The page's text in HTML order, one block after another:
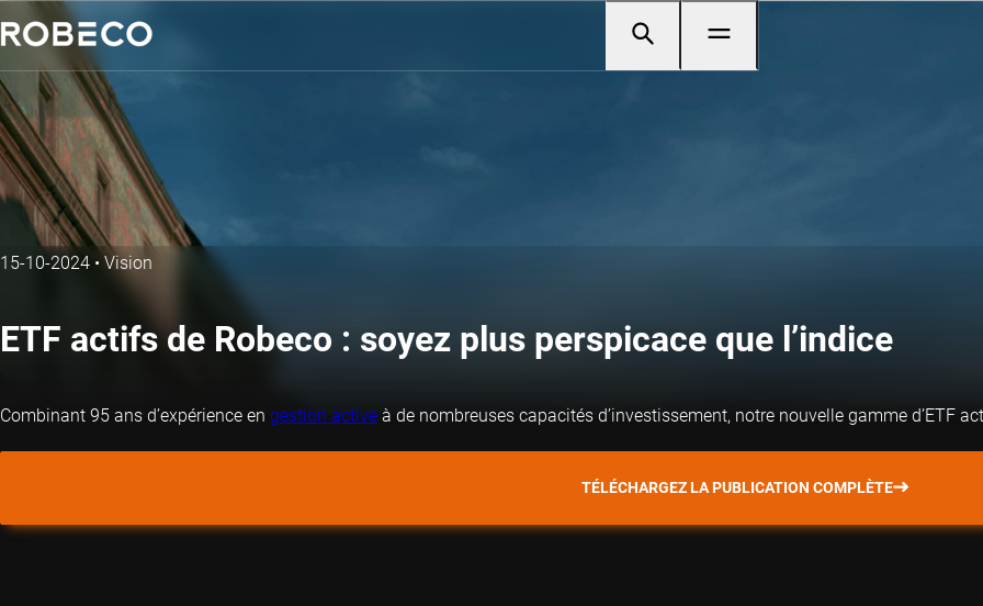
15-10-2024 • Vision
ETF actifs de Robeco : soyez plus perspicace que l’indice
Combinant 95 ans d’expérience en gestion active à de nombreuses capacités d’investissement, notre nouvelle gamme d’ETF
TÉLÉCHARGEZ LA PUBLICATION COMPLÈTE